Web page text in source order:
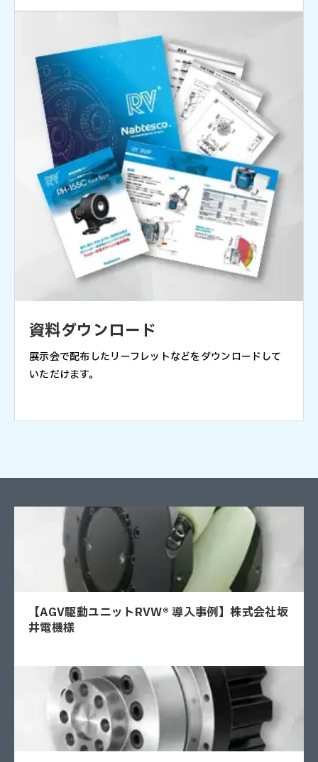
資料ダウンロード
展示会で配布したリーフレットなどをダウンロードして
いただけます。
【AGV駆動ユニットRVW® 導入事例】株式会社坂
井電機様